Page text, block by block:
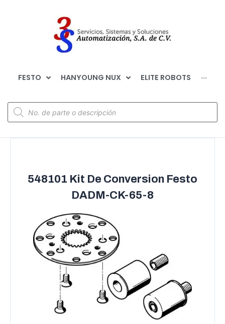
FESTO HANYOUNG NUX ELITE ROBOTS ···
548101 Kit De Conversion Festo
DADM-CK-65-8